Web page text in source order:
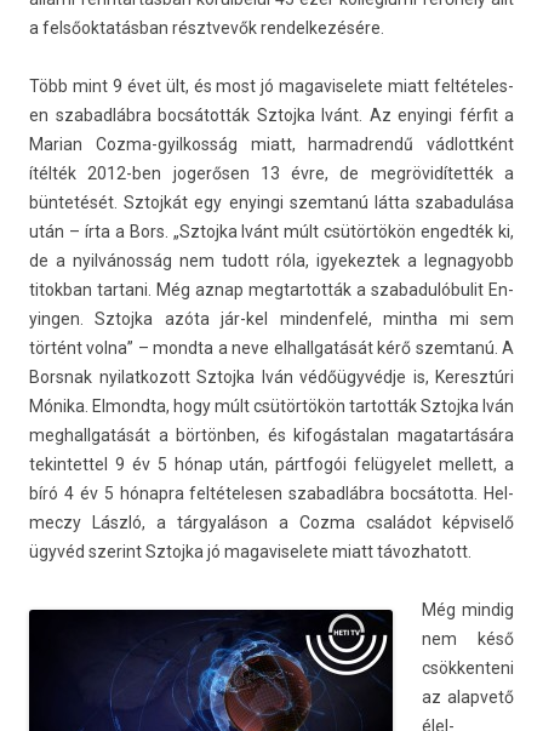
a felsőoktatásban résztvevők re­ndel­kezésére.
Több mint 9 évet ült, és most jó magaviselete miatt fel­tételes­
en szabad­lábra bocsátották Sztoj­ka Ivánt. Az en­yin­gi férfit a
Marian Cozma-gyilkosság miatt, har­madrendű vád­lottként
ítélték 2012-ben jogerősen 13 évre, de megrövidítették a
büntetését. Sztoj­kát egy en­yin­gi szem­tanú látta szabadulása
után – írta a Bors. „Sztoj­ka Ivánt múlt csütörtökön en­ged­ték ki,
de a nyilvánosság nem tudott róla, igyekez­tek a leg­nagyobb
titok­ban tar­tani. Még aznap meg­tartot­ták a szabadulóbulit En­
ying­en. Sztoj­ka azóta jár-kel min­denfelé, mintha mi sem
történt volna” – mondta a neve el­hallgatását kérő szem­tanú. A
Borsnak nyilat­kozott Sztoj­ka Iván védőügyvédje is, Keresztúri
Mónika. El­mondta, hogy múlt csütörtökön tar­tották Sztoj­ka Iván
meg­hallgatását a börtönben, és kifogás­talan magatar­tására
tekin­tettel 9 év 5 hónap után, pártfogói felügyelet mel­lett, a
bíró 4 év 5 hónapra fel­tételes­en szabad­lábra bocsátotta. Hel­
meczy László, a tárgyaláson a Cozma családot kép­viselő
ügyvéd szerint Sztoj­ka jó magaviselete miatt távoz­hatott.
Még min­dig
nem késő
csök­kenteni
az al­ap­vető
élel­